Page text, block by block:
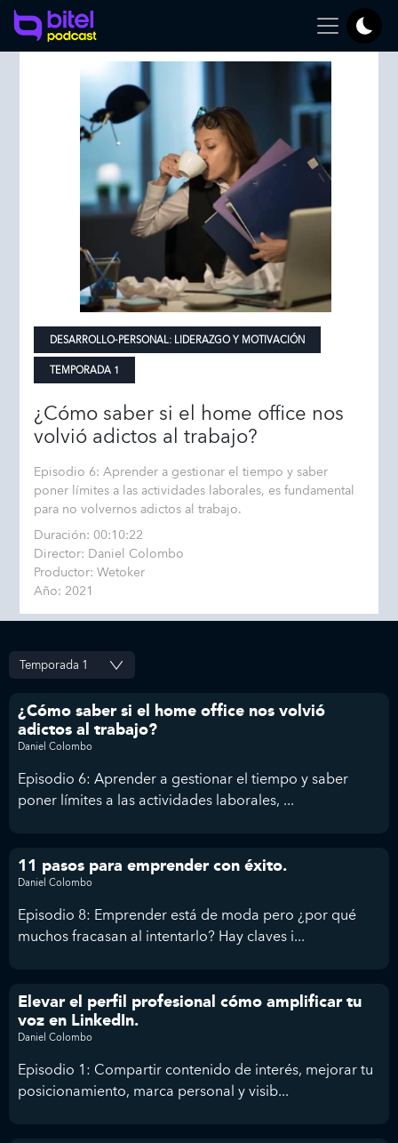
DESARROLLO-PERSONAL: LIDERAZGO Y MOTIVACIÓN
TEMPORADA 1
¿Cómo saber si el home office nos
volvió adictos al trabajo?
Episodio 6: Aprender a gestionar el tiempo y saber
poner límites a las actividades laborales, es fundamental
para no volvernos adictos al trabajo.
Duración: 00:10:22
Director: Daniel Colombo
Productor: Wetoker
Año: 2021
¿Cómo saber si el home office nos volvió
adictos al trabajo?
Daniel Colombo
Episodio 6: Aprender a gestionar el tiempo y saber
poner límites a las actividades laborales, ...
11 pasos para emprender con éxito.
Daniel Colombo
Episodio 8: Emprender está de moda pero ¿por qué
muchos fracasan al intentarlo? Hay claves i...
Elevar el perfil profesional cómo amplificar tu
voz en LinkedIn.
Daniel Colombo
Episodio 1: Compartir contenido de interés, mejorar tu
posicionamiento, marca personal y visib...